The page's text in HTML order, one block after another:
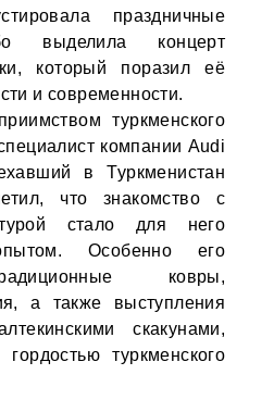
праздничные
выделила концерт
который поразил её
и современности.
туркменского
компании Audi
в Туркменистан
что знакомство с
стало для него
Особенно его
ковры,
а также выступления
скакунами,
туркменского